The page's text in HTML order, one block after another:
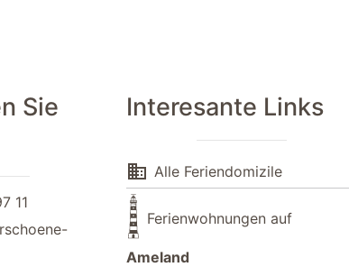
Sie
11
Interesante Links
domain Alle Feriendomizile
Ferienwohnungen auf
Ameland